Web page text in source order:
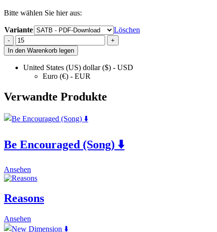
Bitte wählen Sie hier aus:
Variante Löschen
-
God
Has
Kept
Me
+
In den Warenkorb legen
United States (US) dollar ($) - USD
Euro (€) - EUR
Verwandte Produkte
Be Encouraged (Song) ⬇️
Ansehen
product
multiple
variants.
options
may
Reasons
Ansehen
product